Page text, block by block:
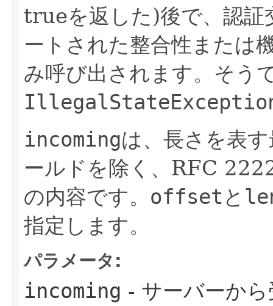
trueを返した)後で、認証
ートされた整合性または
み呼び出されます。そう
incomingは、長さを表
ールドを除く、RFC
の内容です。 offset と
指定します。
パラメータ:
incoming - サーバーか